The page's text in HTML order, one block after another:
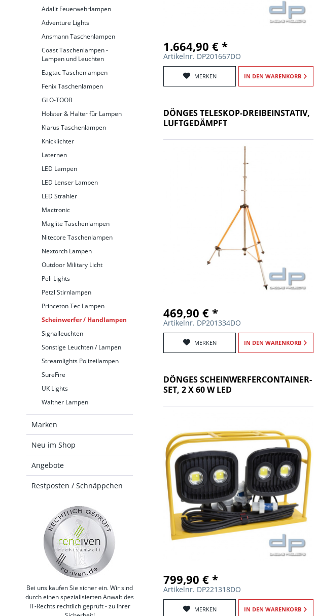
Adalit Feuerwehrlampen
Adventure Lights
Ansmann Taschenlampen
Coast Taschenlampen -
Lampen und Leuchten
Eagtac Taschenlampen
Fenix Taschenlampen
GLO-TOOB
Holster & Halter für Lampen
Klarus Taschenlampen
Knicklichter
Laternen
LED Lampen
LED Lenser Lampen
LED Strahler
Mactronic
Maglite Taschenlampen
Nitecore Taschenlampen
Nextorch Lampen
Outdoor Military Licht
Peli Lights
Petzl Stirnlampen
Princeton Tec Lampen
Scheinwerfer / Handlampen
Signalleuchten
Sonstige Leuchten / Lampen
Streamlights Polizeilampen
SureFire
UK Lights
Walther Lampen
Marken
Neu im Shop
Angebote
Restposten / Schnäppchen
Bei uns kaufen Sie sicher ein. Wir sind
durch einen spezialisierten Anwalt des
IT-Rechts rechtlich geprüft - zu Ihrer
1.664,90 € *
Artikelnr. DP201667DO
MERKEN IN DEN WARENKORB
DÖNGES TELESKOP-DREIBEINSTATIV,
LUFTGEDÄMPFT
469,90 € *
Artikelnr. DP201334DO
MERKEN IN DEN WARENKORB
DÖNGES SCHEINWERFERCONTAINER-
SET, 2 X 60 W LED
799,90 € *
Artikelnr. DP221318DO
MERKEN IN DEN WARENKORB